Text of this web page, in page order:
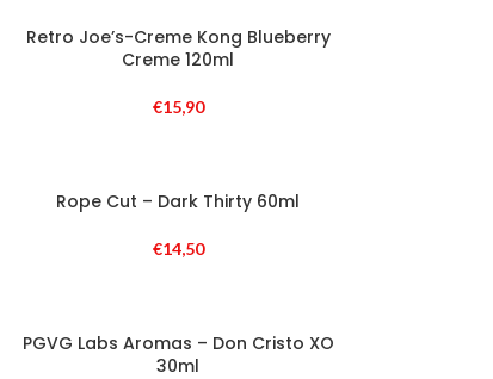
Retro Joe’s-Creme Kong Blueberry
Creme 120ml
€15,90
Rope Cut – Dark Thirty 60ml
€14,50
PGVG Labs Aromas – Don Cristo XO
30ml